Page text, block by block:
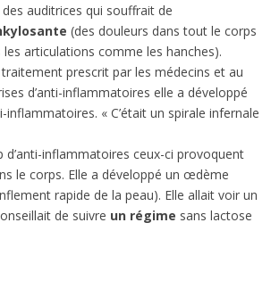
auditrices qui souffrait de
(des douleurs dans tout le corps
articulations comme les hanches).
prescrit par les médecins et au
d’anti-inflammatoires elle a développé
inflammatoires. « C’était un spirale infernale
d’anti-inflammatoires ceux-ci provoquent
le corps. Elle a développé un œdème
rapide de la peau). Elle allait voir un
de suivre un régime sans lactose